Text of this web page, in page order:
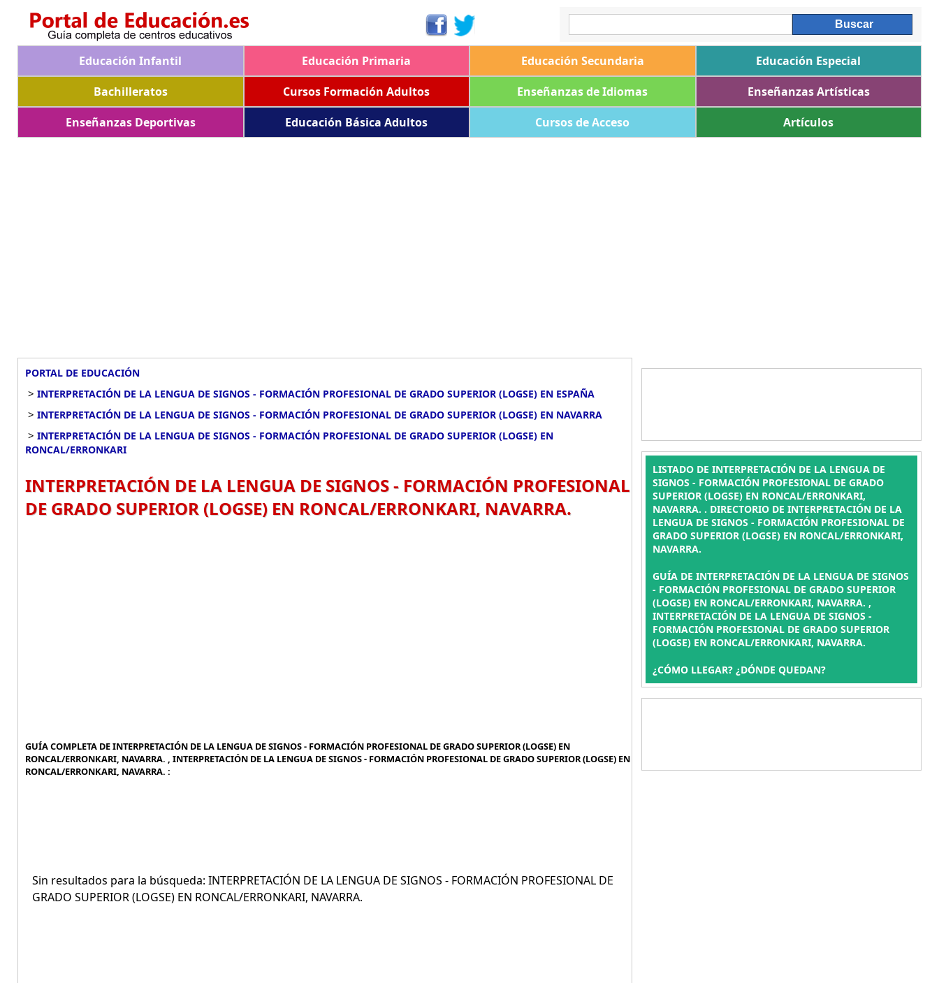
Educación Infantil Educación Primaria Educación Secundaria
Educación Especial
Bachilleratos
Cursos Formación Adultos Enseñanzas de Idiomas
Enseñanzas Artísticas
Enseñanzas Deportivas
Educación Básica Adultos Cursos de Acceso Artículos
PORTAL DE EDUCACIÓN
> INTERPRETACIÓN DE LA LENGUA DE SIGNOS - FORMACIÓN PROFESIONAL DE GRADO SUPERIOR (LOGSE) EN ESPAÑA
> INTERPRETACIÓN DE LA LENGUA DE SIGNOS - FORMACIÓN PROFESIONAL DE GRADO SUPERIOR (LOGSE) EN NAVARRA
> INTERPRETACIÓN DE LA LENGUA DE SIGNOS - FORMACIÓN PROFESIONAL DE GRADO SUPERIOR (LOGSE) EN
RONCAL/ERRONKARI
INTERPRETACIÓN DE LA LENGUA DE SIGNOS - FORMACIÓN PROFESIONAL
DE GRADO SUPERIOR (LOGSE) EN RONCAL/ERRONKARI, NAVARRA.
GUÍA COMPLETA DE INTERPRETACIÓN DE LA LENGUA DE SIGNOS - FORMACIÓN PROFESIONAL DE GRADO SUPERIOR (LOGSE) EN
RONCAL/ERRONKARI, NAVARRA. , INTERPRETACIÓN DE LA LENGUA DE SIGNOS - FORMACIÓN PROFESIONAL DE GRADO SUPERIOR (LOGSE) EN
RONCAL/ERRONKARI, NAVARRA. :
Sin resultados para la búsqueda: INTERPRETACIÓN DE LA LENGUA DE SIGNOS - FORMACIÓN PROFESIONAL DE
GRADO SUPERIOR (LOGSE) EN RONCAL/ERRONKARI, NAVARRA.
LISTADO DE INTERPRETACIÓN DE LA LENGUA DE
SIGNOS - FORMACIÓN PROFESIONAL DE GRADO
SUPERIOR (LOGSE) EN RONCAL/ERRONKARI,
NAVARRA. . DIRECTORIO DE INTERPRETACIÓN DE LA
LENGUA DE SIGNOS - FORMACIÓN PROFESIONAL DE
GRADO SUPERIOR (LOGSE) EN RONCAL/ERRONKARI,
NAVARRA.
GUÍA DE INTERPRETACIÓN DE LA LENGUA DE SIGNOS
- FORMACIÓN PROFESIONAL DE GRADO SUPERIOR
(LOGSE) EN RONCAL/ERRONKARI, NAVARRA. ,
INTERPRETACIÓN DE LA LENGUA DE SIGNOS -
FORMACIÓN PROFESIONAL DE GRADO SUPERIOR
(LOGSE) EN RONCAL/ERRONKARI, NAVARRA.
¿CÓMO LLEGAR? ¿DÓNDE QUEDAN?